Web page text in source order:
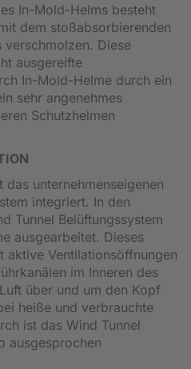
In-Mold-Helms besteht
dem stoßabsorbierenden
verschmolzen. Diese
ausgereifte
In-Mold-Helme durch ein
sehr angenehmes
Schutzhelmen
unternehmenseigenen
integriert. In den
Tunnel Belüftungssystem
ausgearbeitet. Dieses
aktive Ventilationsöffnungen
im Inneren des
über und um den Kopf
heiße und verbrauchte
ist das Wind Tunnel
ausgesprochen